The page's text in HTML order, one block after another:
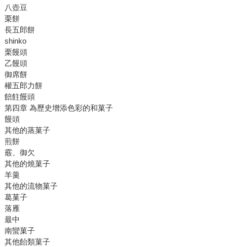
八壺豆
栗餅
長五郎餅
shinko
栗饅頭
乙饅頭
御席餅
權五郎力餅
餢飳饅頭
第四章 為歷史增添色彩的和菓子
饅頭
其他的蒸菓子
煎餅
霰、御欠
其他的燒菓子
羊羹
其他的流物菓子
葛菓子
落雁
最中
南蠻菓子
其他飴類菓子